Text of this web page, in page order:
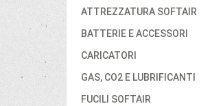
ATTREZZATURA SOFTAIR
BATTERIE E ACCESSORI
CARICATORI
GAS, CO2 E LUBRIFICANTI
FUCILI SOFTAIR